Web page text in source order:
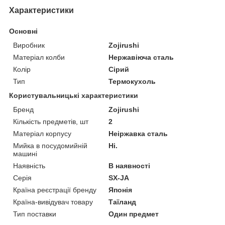
Характеристики
Основні
Виробник
Zojirushi
Матеріал колби
Нержавіюча сталь
Колір
Сірий
Тип
Термокухоль
Користувальницькі характеристики
Бренд
Zojirushi
Кількість предметів, шт
2
Матеріал корпусу
Неіржавка сталь
Мийка в посудомийній
машині
Ні.
Наявність
В наявності
Серія
SX-JA
Країна реєстрації бренду
Японія
Країна-вивідувач товару
Таїланд
Тип поставки
Один предмет